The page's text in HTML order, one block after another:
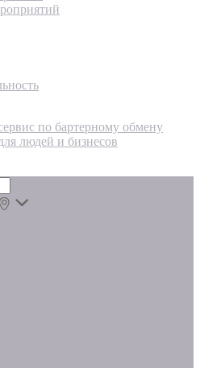
по бартерному обмену
людей и бизнесов